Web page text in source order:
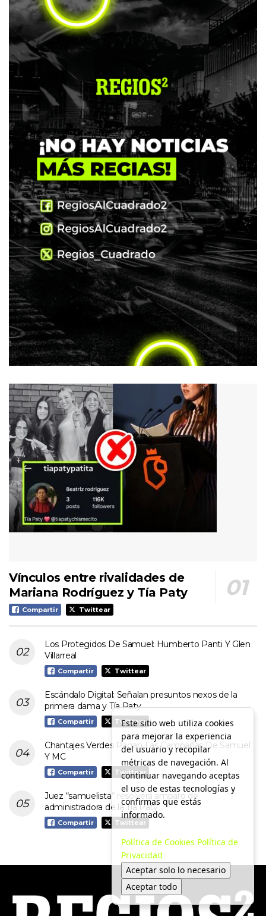
Vínculos entre rivalidades de
Mariana Rodríguez y Tía Paty
Compartir Twittear
Los Protegidos De Samuel: Humberto Panti Y Glen
Villarreal
Compartir Twittear
Escándalo Digital: Señalan presuntos nexos de la
primera dama y Tía Paty
Compartir Twittear
Chantajes Verdes Pagan Las Campañas De Samuel
Y MC
Compartir Twittear
Juez “samuelista” resolverá amparo de
administradora de la Tía Paty
Compartir Twittear
Este sitio web utiliza cookies
para mejorar la experiencia
del usuario y recopilar
métricas de navegación. Al
continuar navegando aceptas
el uso de estas tecnologías y
confirmas que estás
informado.
Política de Cookies Política de
Privacidad
Aceptar solo lo necesario
Aceptar todo